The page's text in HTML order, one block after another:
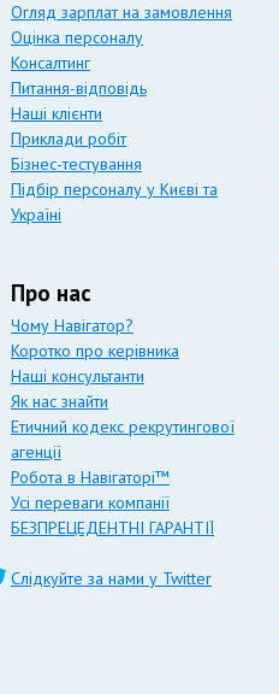
Огляд зарплат на замовлення
Оцінка персоналу
Консалтинг
Питання-відповідь
Наші клієнти
Приклади робіт
Бізнес-тестування
Підбір персоналу у Києві та
Україні
Про нас
Чому Навігатор?
Коротко про керівника
Наші консультанти
Як нас знайти
Етичний кодекс рекрутингової
агенції
Робота в Навігаторі™
Усі переваги компанії
БЕЗПРЕЦЕДЕНТНІ ГАРАНТІЇ
Слідкуйте за нами у Twitter